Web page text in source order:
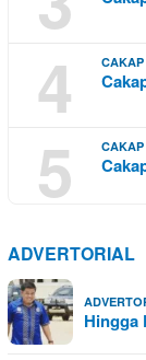
4
5
ADVERTORIAL
Hingga